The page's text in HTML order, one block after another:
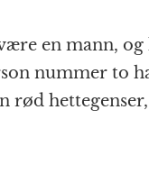
en mann, og
nummer to
rød